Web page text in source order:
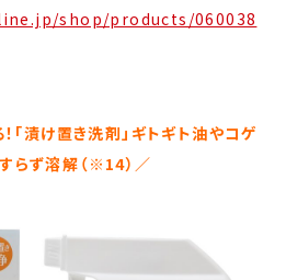
shop/products/060038
「漬け置き洗剤」ギトギト油やコゲ
らず溶解（※14）／